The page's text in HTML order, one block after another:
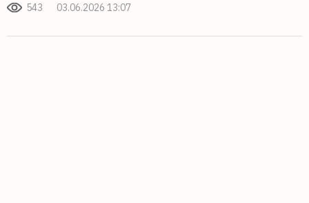
543 03.06.2026 13:07